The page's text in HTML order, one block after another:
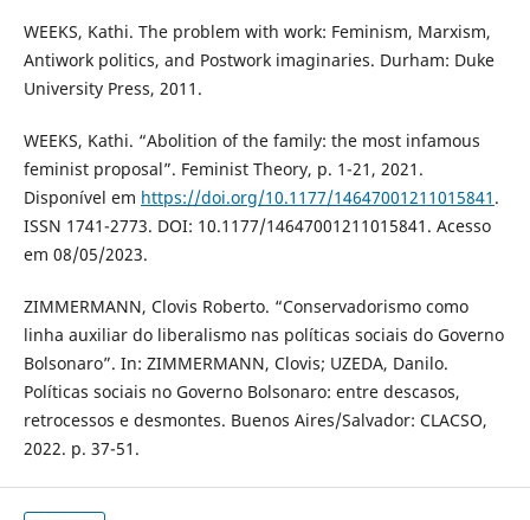
WEEKS, Kathi. The problem with work: Feminism, Marxism,
Antiwork politics, and Postwork imaginaries. Durham: Duke
University Press, 2011.
WEEKS, Kathi. “Abolition of the family: the most infamous
feminist proposal”. Feminist Theory, p. 1-21, 2021.
Disponível em https://doi.org/10.1177/14647001211015841 .
ISSN 1741-2773. DOI: 10.1177/14647001211015841. Acesso
em 08/05/2023.
ZIMMERMANN, Clovis Roberto. “Conservadorismo como
linha auxiliar do liberalismo nas políticas sociais do Governo
Bolsonaro”. In: ZIMMERMANN, Clovis; UZEDA, Danilo.
Políticas sociais no Governo Bolsonaro: entre descasos,
retrocessos e desmontes. Buenos Aires/Salvador: CLACSO,
2022. p. 37-51.